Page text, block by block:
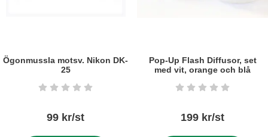
Ögonmussla motsv. Nikon DK-
25
Art. nr6084 Betyg: 0 stjärnor av 5
99 kr/st
Pop-Up Flash Diffusor, set
med vit, orange och blå
Art. nr5485 Betyg: 0 stjärnor
199 kr/st